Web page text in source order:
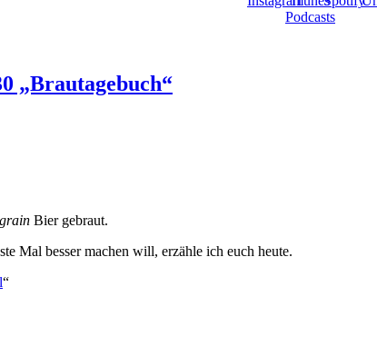
„Brautagebuch“
Bier gebraut.
Mal besser machen will, erzähle ich euch heute.
“